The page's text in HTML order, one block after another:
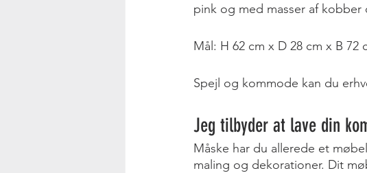
pink og med masser af kobber
Mål: H 62 cm x D 28 cm x B 72
Spejl og kommode kan du
Jeg tilbyder at lave din
Måske har du allerede et
maling og dekorationer. Dit